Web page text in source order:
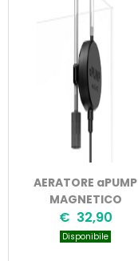
AERATORE aPUMP
MAGNETICO
€ 32,90
Disponibile